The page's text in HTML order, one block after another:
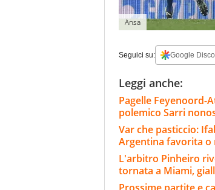
Ansa
Seguici su: Google
Leggi anche:
Pagelle Feyenoord-
polemico Sarri
Var che pasticcio:
Argentina favorita o
L'arbitro Pinheiro
tornata a Miami,